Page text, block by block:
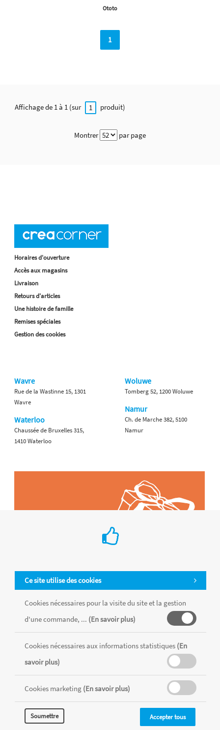
Ototo
1
Affichage de 1 à 1 (sur 1 produit)
Montrer par page
Ce site utilise des cookies
Cookies nécessaires pour la visite du site et la gestion
d'une commande, ... (En savoir plus)
Cookies nécessaires aux informations statistiques (En
savoir plus)
Cookies marketing (En savoir plus)
Soumettre Accepter tous
Horaires d'ouverture
Accès aux magasins
Livraison
Retours d'articles
Une histoire de famille
Remises spéciales
Gestion des cookies
Wavre
Rue de la Wastinne 15, 1301
Wavre
Waterloo
Chaussée de Bruxelles 315,
1410 Waterloo
Woluwe
Tomberg 52, 1200 Woluwe
Namur
Ch. de Marche 382, 5100
Namur
Tous les produits sont vendus dans la limite des stocks disponibles de
chaque magasin, toutes taxes comprises.
CONDITIONS GÉNÉRALES